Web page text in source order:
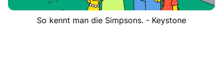
So kennt man die Simpsons. - Keystone